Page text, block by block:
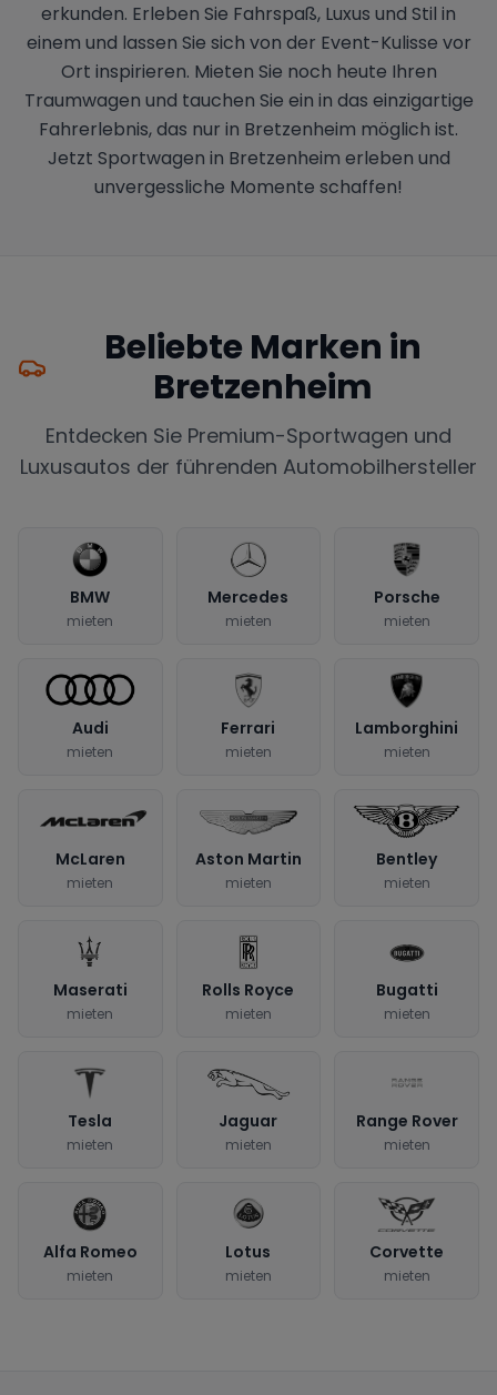
erkunden. Erleben Sie Fahrspaß, Luxus und Stil in
einem und lassen Sie sich von der Event-Kulisse vor
Ort inspirieren. Mieten Sie noch heute Ihren
Traumwagen und tauchen Sie ein in das einzigartige
Fahrerlebnis, das nur in Bretzenheim möglich ist.
Jetzt Sportwagen in Bretzenheim erleben und
unvergessliche Momente schaffen!
Beliebte Marken in
Bretzenheim
Entdecken Sie Premium-Sportwagen und
Luxusautos der führenden Automobilhersteller
BMW
mieten
Mercedes
mieten
Porsche
mieten
Audi
mieten
Ferrari
mieten
Lamborghini
mieten
McLaren
mieten
Aston Martin
mieten
Bentley
mieten
Maserati
mieten
Rolls Royce
mieten
Bugatti
mieten
Tesla
mieten
Jaguar
mieten
Range Rover
mieten
Alfa Romeo
mieten
Lotus
mieten
Corvette
mieten